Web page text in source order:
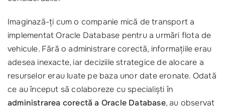
Imaginază-ți cum o companie mică de transport a
implementat Oracle Database pentru a urmări flota de
vehicule. Fără o administrare corectă, informațiile erau
adesea inexacte, iar deciziile strategice de alocare a
resurselor erau luate pe baza unor date eronate. Odată
ce au început să colaboreze cu specialiști în
administrarea corectă a Oracle Database, au observat